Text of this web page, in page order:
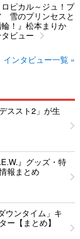
ロピカル～ジュ！プ
雪のプリンセスと
！』松本まりか
ビュー
インタビュー一覧 »
ススト2」が生
』グッズ・特
報まとめ
ウンタイム」キ
ー【まとめ】